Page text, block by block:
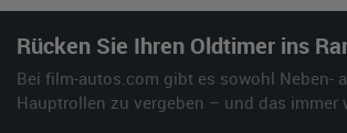
Rücken Sie Ihren Oldtimer ins
Bei film-autos.com gibt es sowohl Neben-
Hauptrollen zu vergeben – und das immer